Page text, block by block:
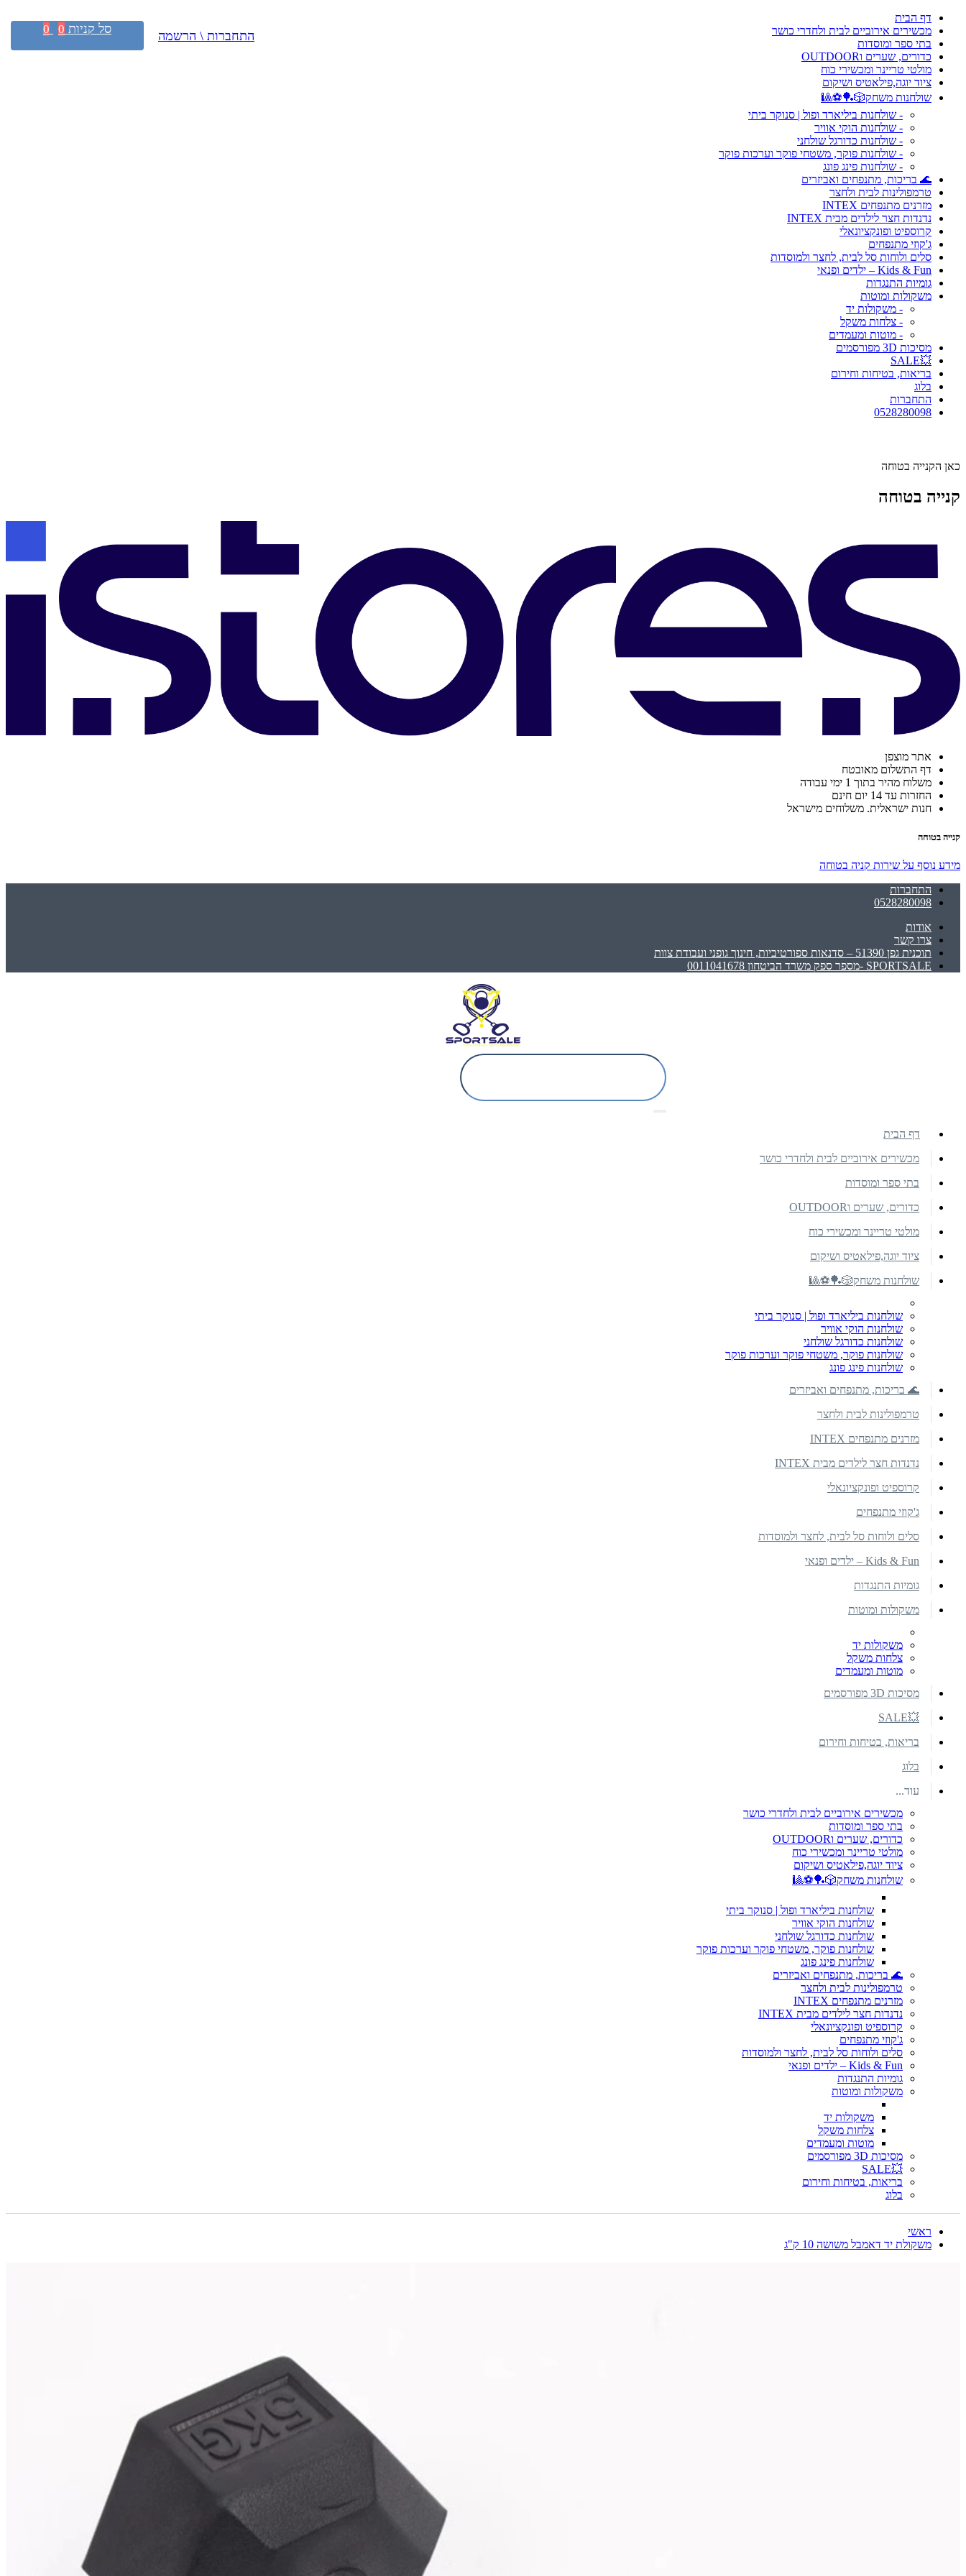
דף הבית
מכשירים אירוביים לבית ולחדרי כושר
בתי ספר ומוסדות
כדורים, שערים וOUTDOOR
מולטי טריינר ומכשירי כוח
ציוד יוגה,פילאטיס ושיקום
שולחנות משחק🎲🏓⚽🎱
- שולחנות ביליארד ופול | סנוקר ביתי
- שולחנות הוקי אוויר
- שולחנות כדורגל שולחני
- שולחנות פוקר, משטחי פוקר וערכות פוקר
- שולחנות פינג פונג
🌊 בריכות, מתנפחים ואביזרים
טרמפולינות לבית ולחצר
מזרנים מתנפחים INTEX
נדנדות חצר לילדים מבית INTEX
קרוספיט ופונקציונאלי
ג'קוזי מתנפחים
סלים ולוחות סל לבית, לחצר ולמוסדות
Kids & Fun – ילדים ופנאי
גומיות התנגדות
משקולות ומוטות
- משקולות יד
- צלחות משקל
- מוטות ומעמדים
מסיכות 3D מפורסמים
💥SALE
בריאות, בטיחות וחירום
בלוג
התחברות
0528280098
כאן הקנייה בטוחה
קנייה בטוחה
אתר מוצפן
דף התשלום מאובטח
משלוח מהיר בתוך 1 ימי עבודה
החזרות עד 14 יום חינם
חנות ישראלית. משלוחים מישראל
קנייה בטוחה
מידע נוסף על שירות קניה בטוחה
התחברות
0528280098
אודות
צרו קשר
תוכנית גפן 51390 – סדנאות ספורטיביות, חינוך גופני ועבודת צוות
SPORTSALE -מספר ספק משרד הביטחון 0011041678
התחברות \ הרשמה סל קניות 0
0
דף הבית
מכשירים אירוביים לבית ולחדרי כושר
בתי ספר ומוסדות
כדורים, שערים וOUTDOOR
מולטי טריינר ומכשירי כוח
ציוד יוגה,פילאטיס ושיקום
שולחנות משחק🎲🏓⚽🎱
שולחנות ביליארד ופול | סנוקר ביתי
שולחנות הוקי אוויר
שולחנות כדורגל שולחני
שולחנות פוקר, משטחי פוקר וערכות פוקר
שולחנות פינג פונג
🌊 בריכות, מתנפחים ואביזרים
טרמפולינות לבית ולחצר
מזרנים מתנפחים INTEX
נדנדות חצר לילדים מבית INTEX
קרוספיט ופונקציונאלי
ג'קוזי מתנפחים
סלים ולוחות סל לבית, לחצר ולמוסדות
Kids & Fun – ילדים ופנאי
גומיות התנגדות
משקולות ומוטות
משקולות יד
צלחות משקל
מוטות ומעמדים
מסיכות 3D מפורסמים
💥SALE
בריאות, בטיחות וחירום
בלוג
עוד...
מכשירים אירוביים לבית ולחדרי כושר
בתי ספר ומוסדות
כדורים, שערים וOUTDOOR
מולטי טריינר ומכשירי כוח
ציוד יוגה,פילאטיס ושיקום
שולחנות משחק🎲🏓⚽🎱
שולחנות ביליארד ופול | סנוקר ביתי
שולחנות הוקי אוויר
שולחנות כדורגל שולחני
שולחנות פוקר, משטחי פוקר וערכות פוקר
שולחנות פינג פונג
🌊 בריכות, מתנפחים ואביזרים
טרמפולינות לבית ולחצר
מזרנים מתנפחים INTEX
נדנדות חצר לילדים מבית INTEX
קרוספיט ופונקציונאלי
ג'קוזי מתנפחים
סלים ולוחות סל לבית, לחצר ולמוסדות
Kids & Fun – ילדים ופנאי
גומיות התנגדות
משקולות ומוטות
משקולות יד
צלחות משקל
מוטות ומעמדים
מסיכות 3D מפורסמים
💥SALE
בריאות, בטיחות וחירום
בלוג
ראשי
משקולת יד דאמבל משושה 10 ק"ג